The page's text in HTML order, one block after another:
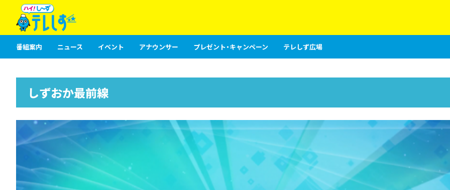
番組案内 ニュース イベント アナウンサー プレゼント・キャンペーン テレしず広場
しずおか最前線